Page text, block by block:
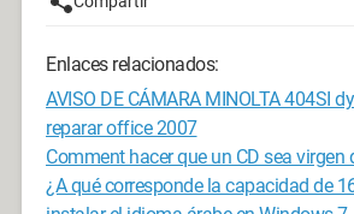
Enlaces relacionados:
AVISO DE CÁMARA MINOLTA 404SI
reparar office 2007
Comment hacer que un CD sea virgen
¿A qué corresponde la capacidad de